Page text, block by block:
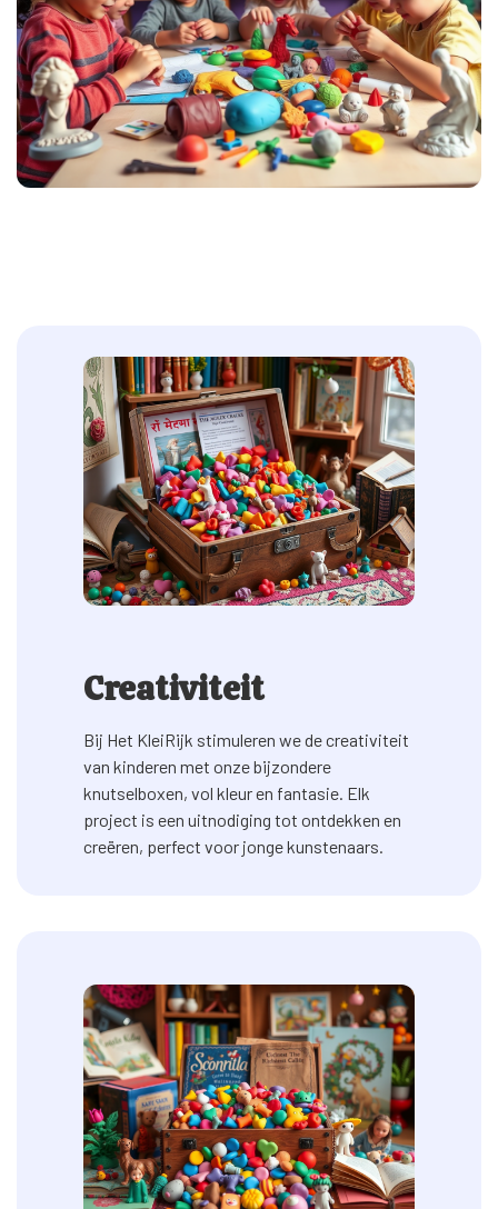
Creativiteit
Bij Het KleiRijk stimuleren we de creativiteit
van kinderen met onze bijzondere
knutselboxen, vol kleur en fantasie. Elk
project is een uitnodiging tot ontdekken en
creëren, perfect voor jonge kunstenaars.